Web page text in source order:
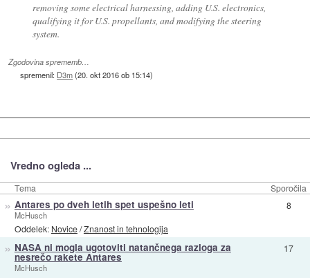
removing some electrical harnessing, adding U.S. electronics,
qualifying it for U.S. propellants, and modifying the steering
system.
Zgodovina sprememb…
spremenil: D3m(20. okt 2016 ob 15:14)
Vredno ogleda ...
Tema Sporočila
» Antares po dveh letih spet uspešno leti
McHusch
Oddelek: Novice/Znanost in tehnologija
8
» NASA ni mogla ugotoviti natančnega razloga za
nesrečo rakete Antares
McHusch
17